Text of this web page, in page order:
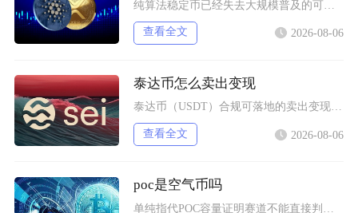
查看全文 2026-08-06
泰达币怎么卖出变现
泰达币（USDT）合规可落地的卖出变现主流路径为头部加密交易平台C2C点对点交易，完整操作
查看全文 2026-08-06
poc是空气币吗